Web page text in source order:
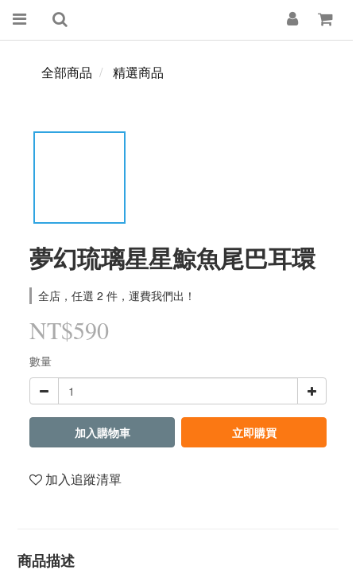
全部商品 精選商品
夢幻琉璃星星鯨魚尾巴耳環
全店，任選 2 件，運費我們出！
NT$590
數量
加入購物車 立即購買
加入追蹤清單
商品描述